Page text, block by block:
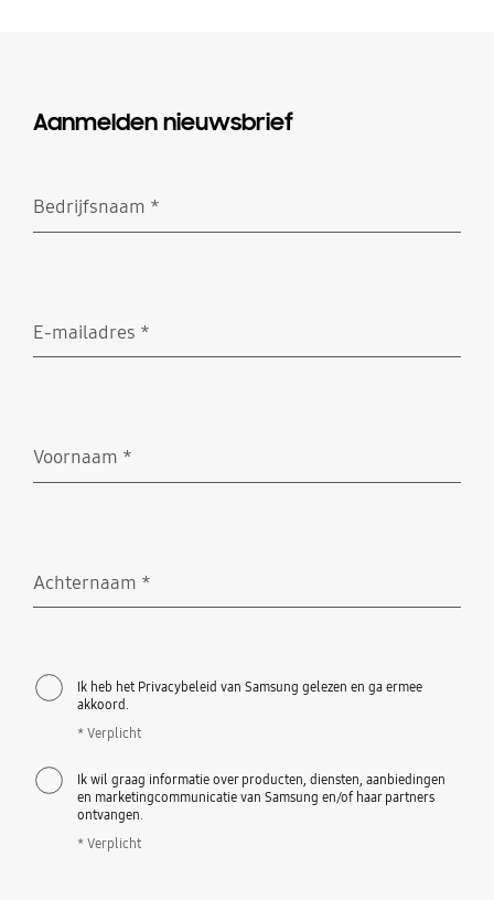
Aanmelden nieuwsbrief
Bedrijfsnaam *
E-mailadres *
Voornaam *
Achternaam *
Ik heb het Privacybeleid van Samsung gelezen en ga ermee
akkoord.
* Verplicht
Ik wil graag informatie over producten, diensten, aanbiedingen
en marketingcommunicatie van Samsung en/of haar partners
ontvangen.
* Verplicht